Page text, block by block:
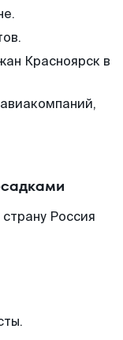
Красноярск в
Россия